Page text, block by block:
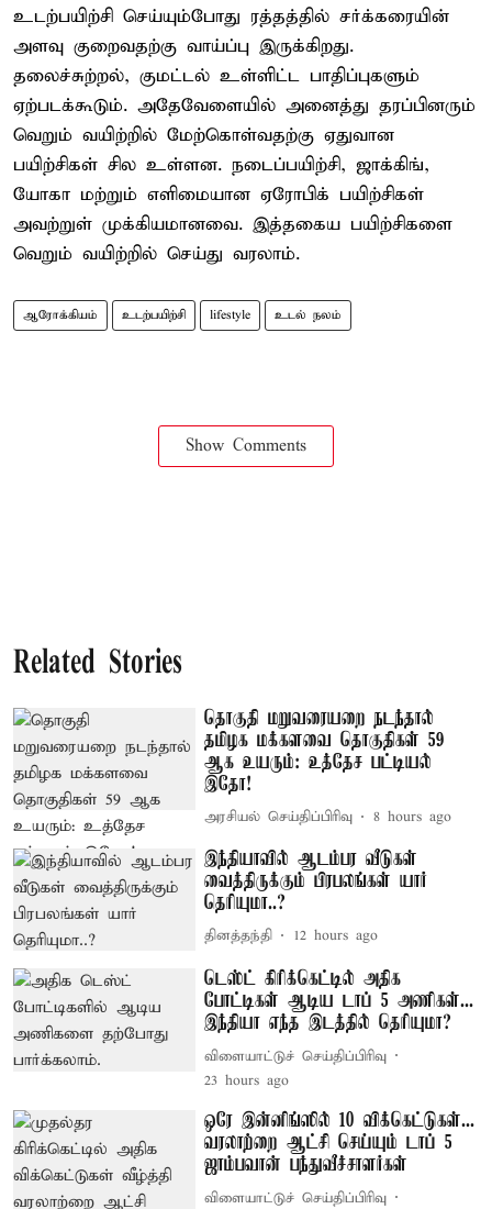
உடற்பயிற்சி செய்யும்போது ரத்தத்தில் சர்க்கரையின்
அளவு குறைவதற்கு வாய்ப்பு இருக்கிறது.
தலைச்சுற்றல், குமட்டல் உள்ளிட்ட பாதிப்புகளும்
ஏற்படக்கூடும். அதேவேளையில் அனைத்து தரப்பினரும்
வெறும் வயிற்றில் மேற்கொள்வதற்கு ஏதுவான
பயிற்சிகள் சில உள்ளன. நடைப்பயிற்சி, ஜாக்கிங்,
யோகா மற்றும் எளிமையான ஏரோபிக் பயிற்சிகள்
அவற்றுள் முக்கியமானவை. இத்தகைய பயிற்சிகளை
வெறும் வயிற்றில் செய்து வரலாம்.
ஆரோக்கியம் உடற்பயிற்சி lifestyle உடல் நலம்
Show Comments
Related Stories
தொகுதி மறுவரையறை நடந்தால்
தமிழக மக்களவை தொகுதிகள் 59
ஆக உயரும்: உத்தேச பட்டியல்
இதோ!
அரசியல் செய்திப்பிரிவு 8 hours ago
இந்தியாவில் ஆடம்பர வீடுகள்
வைத்திருக்கும் பிரபலங்கள் யார்
தெரியுமா..?
தினத்தந்தி 12 hours ago
டெஸ்ட் கிரிக்கெட்டில் அதிக
போட்டிகள் ஆடிய டாப் 5 அணிகள்...
இந்தியா எந்த இடத்தில் தெரியுமா?
விளையாட்டுச் செய்திப்பிரிவு
23 hours ago
ஒரே இன்னிங்ஸில் 10 விக்கெட்டுகள்...
வரலாற்றை ஆட்சி செய்யும் டாப் 5
ஜாம்பவான் பந்துவீச்சாளர்கள்
விளையாட்டுச் செய்திப்பிரிவு